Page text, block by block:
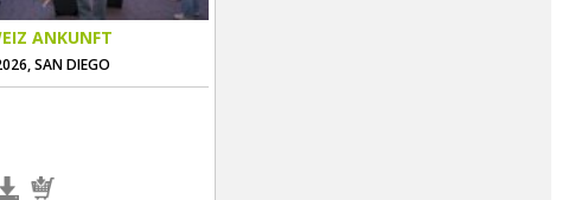
ANKUNFT
SAN DIEGO